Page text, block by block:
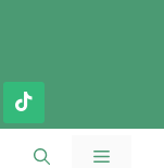
Menú